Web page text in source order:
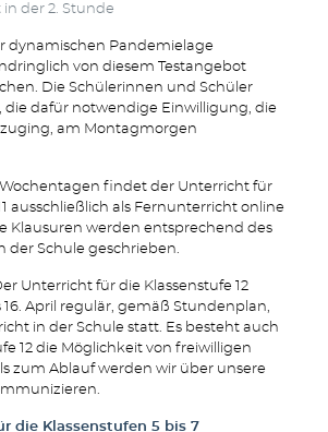
der 2. Stunde
dynamischen Pandemielage
von diesem Testangebot
Die Schülerinnen und Schüler
die dafür notwendige Einwilligung, die
zuging, am Montagmorgen
findet der Unterricht für
ausschließlich als Fernunterricht online
Klausuren werden entsprechend des
der Schule geschrieben.
Unterricht für die Klassenstufe 12
16. April regulär, gemäß Stundenplan,
in der Schule statt. Es besteht auch
12 die Möglichkeit von freiwilligen
zum Ablauf werden wir über unsere
die Klassenstufen 5 bis 7